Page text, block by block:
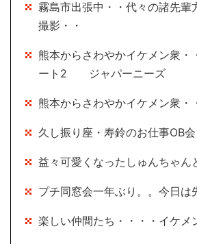
霧島市出張中・・代々の諸先輩
撮影・・
熊本からさわやかイケメン衆・
ート2 ジャパーニーズ
熊本からさわやかイケメン衆・
久し振り座・寿鈴のお仕事OB会
益々可愛くなったしゅんちゃん
プチ同窓会一年ぶり。。今日は
楽しい仲間たち・・・・イケメ